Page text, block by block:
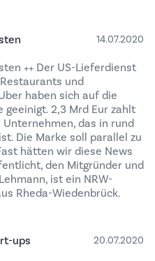
14.07.2020
++ Der US-Lieferdienst
und
haben sich auf die
2,3 Mrd Eur zahlt
Unternehmen, das in rund
Die Marke soll parallel zu
hätten wir diese News
den Mitgründer und
ist ein NRW-
Rheda-Wiedenbrück.
ups 20.07.2020